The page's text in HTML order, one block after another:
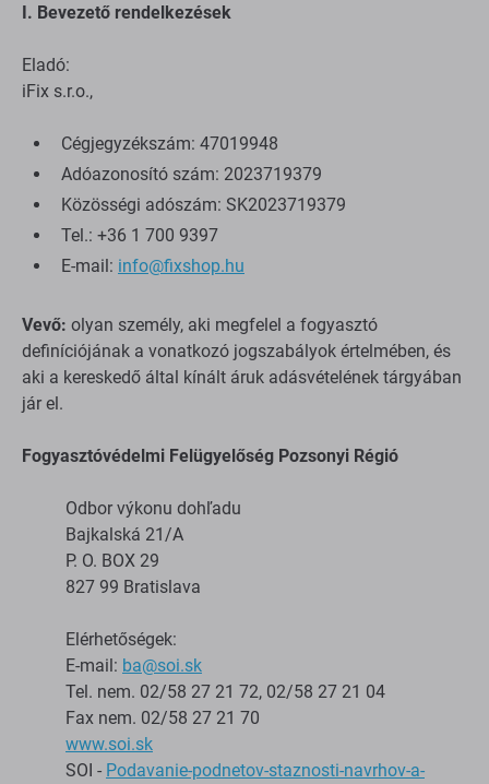
I. Bevezető rendelkezések
Eladó:
iFix s.r.o.,
Cégjegyzékszám: 47019948
Adóazonosító szám: 2023719379
Közösségi adószám: SK2023719379
Tel.: +36 1 700 9397
E-mail: info@fixshop.hu
Vevő: olyan személy, aki megfelel a fogyasztó
definíciójának a vonatkozó jogszabályok értelmében, és
aki a kereskedő által kínált áruk adásvételének tárgyában
jár el.
Fogyasztóvédelmi Felügyelőség Pozsonyi Régió
Odbor výkonu dohľadu
Bajkalská 21/A
P. O. BOX 29
827 99 Bratislava
Elérhetőségek:
E-mail: ba@soi.sk
Tel. nem. 02/58 27 21 72, 02/58 27 21 04
Fax nem. 02/58 27 21 70
www.soi.sk
SOI - Podavanie-podnetov-staznosti-navrhov-a-